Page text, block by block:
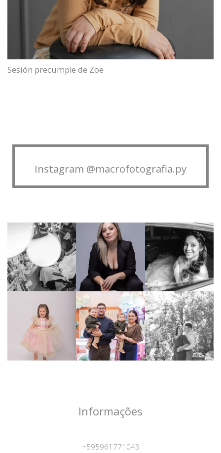
Sesión precumple de Zoe
Instagram @macrofotografia.py
Informações
+595961771043